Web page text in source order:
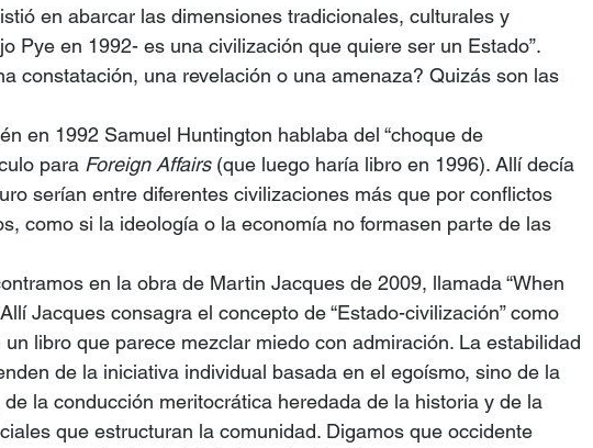
en abarcar las dimensiones tradicionales, culturales y
Pye en 1992- es una civilización que quiere ser un Estado”.
constatación, una revelación o una amenaza? Quizás son las
en 1992 Samuel Huntington hablaba del “choque de
para Foreign Affairs (que luego haría libro en 1996). Allí decía
serían entre diferentes civilizaciones más que por conflictos
como si la ideología o la economía no formasen parte de las
en la obra de Martin Jacques de 2009, llamada “When
Jacques consagra el concepto de “Estado-civilización” como
libro que parece mezclar miedo con admiración. La estabilidad
de la iniciativa individual basada en el egoísmo, sino de la
la conducción meritocrática heredada de la historia y de la
que estructuran la comunidad. Digamos que occidente